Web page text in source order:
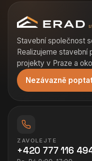
Stavební společnost
Realizujeme
projekty v Praze a
Nezávazně
ZAVOLEJTE
+420 777 116